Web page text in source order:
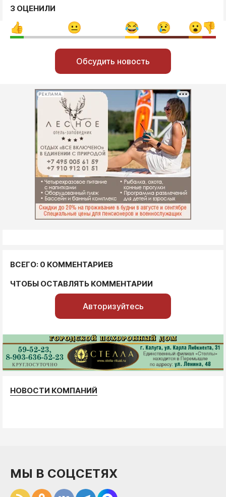
3 ОЦЕНИЛИ
Обсудить новость
РЕКЛАМА
ВСЕГО: 0 КОММЕНТАРИЕВ
ЧТОБЫ ОСТАВЛЯТЬ КОММЕНТАРИИ
Авторизуйтесь
НОВОСТИ КОМПАНИЙ
МЫ В СОЦСЕТЯХ